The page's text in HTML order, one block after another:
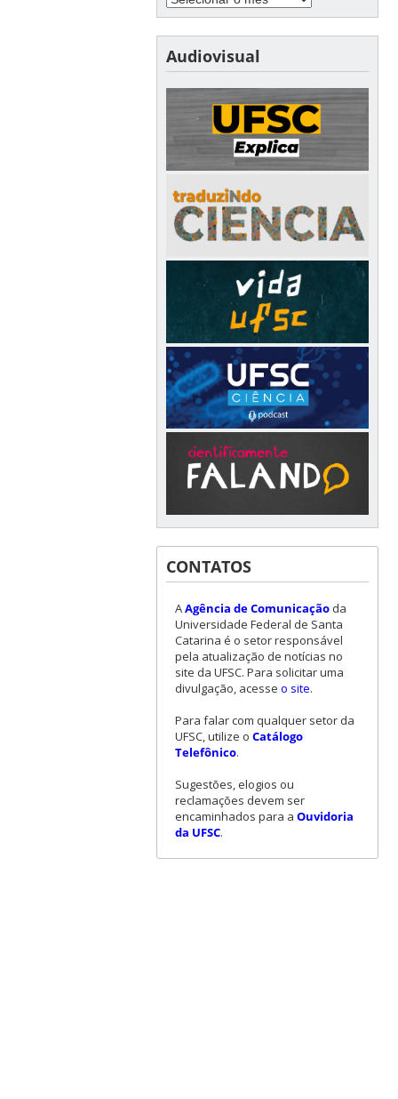
Audiovisual
CONTATOS
AAgência de Comunicaçãoda
Universidade Federal de Santa
Catarina é o setor responsável
pela atualização de notícias no
site da UFSC. Para solicitar uma
divulgação, acesse o site.
Para falar com qualquer setor da
UFSC, utilize o Catálogo
Telefônico.
Sugestões, elogios ou
reclamações devem ser
encaminhados para a Ouvidoria
da UFSC.